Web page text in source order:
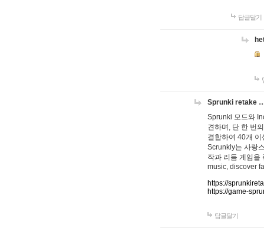
답글달기
Sprunki retake
Sprunki 모드와
견하며, 단 한 번
결합하여 40개
Scrunkly는 사랑
작과 리듬 게임을
music, discover
https://
https://game-
답글달기